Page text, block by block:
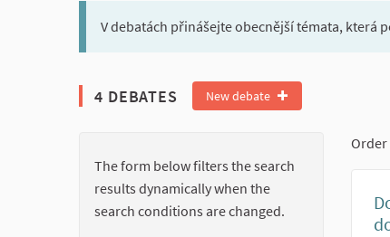
V debatách přinášejte obecnější témata,
4 DEBATES New debate
The form below filters the search
results dynamically when the
search conditions are changed.
Order